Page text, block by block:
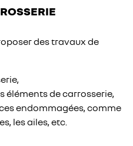
des travaux de
éléments de carrosserie,
endommagées, comme
les ailes, etc.